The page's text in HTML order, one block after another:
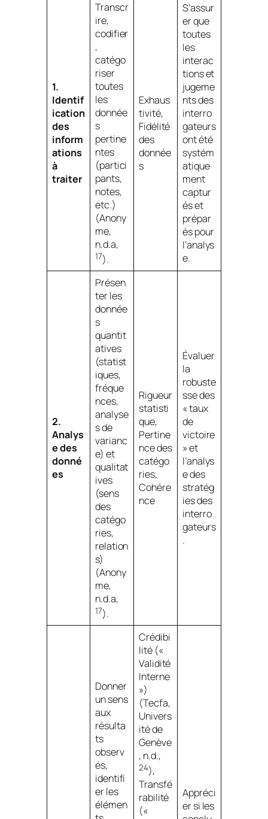
1.
Identif
ication
des
inform
ations
à
traiter
Transcr
ire,
codifier
,
catégo
riser
toutes
les
donnée
s
pertine
ntes
(partici
pants,
notes,
etc.)
(Anony
me,
n.d.a,
17).
Exhaus
tivité,
Fidélité
des
donnée
s
S’assur
er que
toutes
les
interac
tions et
jugeme
nts des
interro
gateurs
ont été
systém
atique
ment
captur
és et
prépar
és pour
l’analys
e.
2.
Analys
e des
donné
es
Présen
ter les
donnée
s
quantit
atives
(statist
iques,
fréque
nces,
analyse
s de
varianc
e) et
qualitat
ives
(sens
des
catégo
ries,
relation
s)
(Anony
me,
n.d.a,
17).
Rigueur
statisti
que,
Pertine
nce des
catégo
ries,
Cohére
nce
Évaluer
la
robuste
sse des
« taux
de
victoire
» et
l’analys
e des
stratég
ies des
interro
gateurs
.
Donner
un sens
aux
résulta
ts
observ
és,
identifi
er les
élémen
Crédibi
lité («
Validité
Interne
»)
(Tecfa,
Univers
ité de
Genève
, n.d.,
24),
Transfé
rabilité
(«
Appréci
er si les